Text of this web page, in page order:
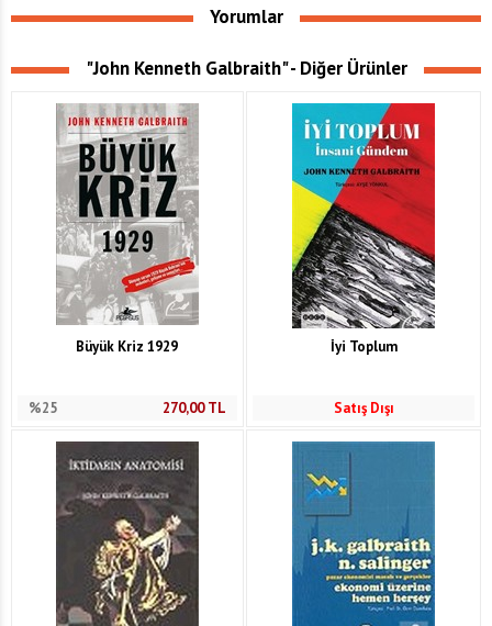
Yorumlar
"John Kenneth Galbraith" - Diğer Ürünler
Büyük Kriz 1929
%25 270,00TL
İyi Toplum
Satış Dışı